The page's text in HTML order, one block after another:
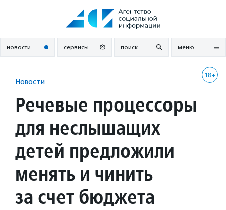
новости сервисы поиск меню
18+
Новости
Речевые процессоры
для неслышащих
детей предложили
менять и чинить
за счет бюджета